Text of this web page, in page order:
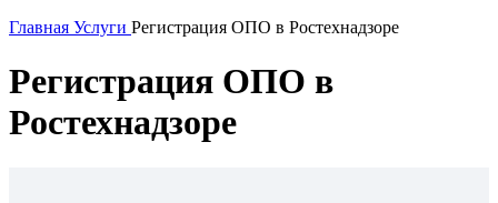
Главная Услуги Регистрация ОПО в Ростехнадзоре
Регистрация ОПО в
Ростехнадзоре